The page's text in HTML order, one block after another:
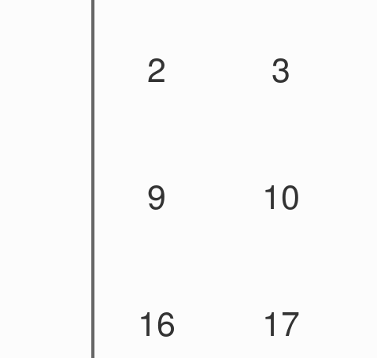
2 3
9 10
16 17